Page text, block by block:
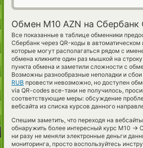
Обмен M10 AZN на Сбербанк
Все показанные в таблице обменники
Сбербанк через QR-коды в
которые могут располагаться рядом с
обмена кликните один раз мышкой на
пункта обмена и заметили сложности с
Возможны разнообразные неполадки и
RUB провести невозможно, но доступен
via QR-codes все-таки не получилось,
соответствующие меры: обсуждение
вебсайта из списка курсов данного
Спешим заметить, что переходя на
обнаружить более интересный курс M10 →
ни разу не меняли электронные деньги
мониторинга, просто воспользуйтесь